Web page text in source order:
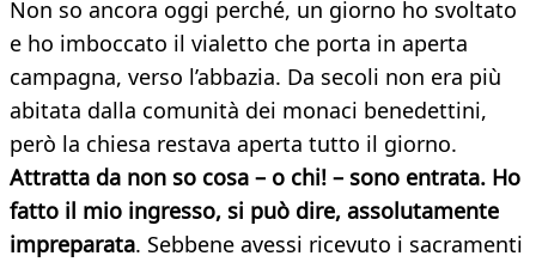
Non so ancora oggi perché, un giorno ho svoltato
e ho imboccato il vialetto che porta in aperta
campagna, verso l’abbazia. Da secoli non era più
abitata dalla comunità dei monaci benedettini,
però la chiesa restava aperta tutto il giorno.
Attratta da non so cosa – o chi! – sono entrata. Ho
fatto il mio ingresso, si può dire, assolutamente
impreparata. Sebbene avessi ricevuto i sacramenti